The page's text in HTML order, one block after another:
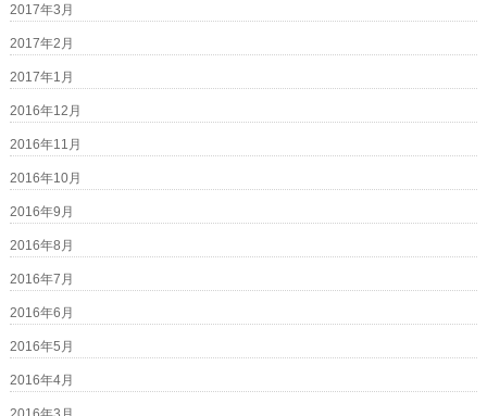
2017年3月
2017年2月
2017年1月
2016年12月
2016年11月
2016年10月
2016年9月
2016年8月
2016年7月
2016年6月
2016年5月
2016年4月